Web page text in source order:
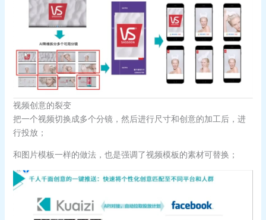
视频创意的裂变
把一个视频切换成多个分镜，然后进行尺寸和创意的加工后，进
行投放；
和图片模板一样的做法，也是强调了视频模板的素材可替换；